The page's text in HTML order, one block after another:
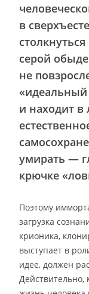
в
серой
не
«идеальный
и находит в
умирать —
крючке
Поэтому
загрузка
крионика,
выступает в
идее, должен